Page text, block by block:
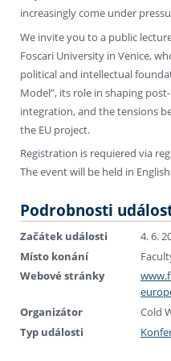
increasingly come under
We invite you to a public
Foscari University in Venice,
political and intellectual
Model”, its role in shaping
integration, and the tensions
the EU project.
Registration is requiered via
The event will be held in
Podrobnosti
Začátek události
4. 6.
Místo konání
Webové stránky
Organizátor
Cold
Typ události